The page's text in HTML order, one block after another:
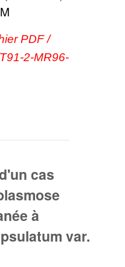
PDF /
2-MR96-
cas
à
var.